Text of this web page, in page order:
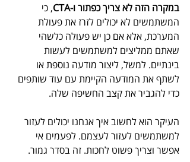
במקרה הזה לא צריך כפתור ו-CTA
, כי
המשתמשים לא יכולים לזרז את פעולת
המערכת, אלא אם כן יש פעולה כלשהי
שאתם ממליצים למשתמשים לעשות
בינתיים. למשל, ליצור מודעה נוספת או
לשתף את המודעה הקיימת עם עוד שותפים
כדי להגביר את קצב החשיפה שלה.
העיקר הוא לחשוב איך אנחנו יכולים לעזור
למשתמשים לעזור לעצמם. לפעמים אי
אפשר וצריך פשוט לחכות. זה בסדר גמור.